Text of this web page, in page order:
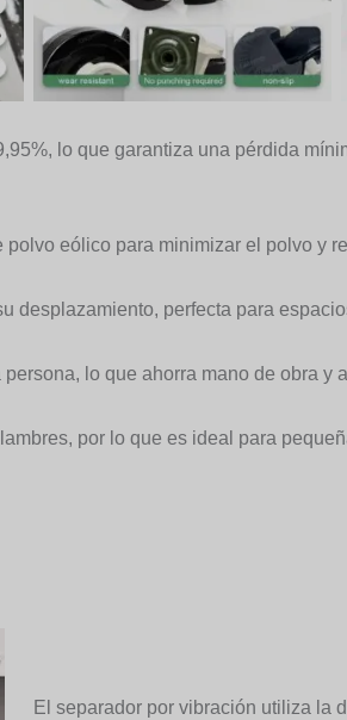
lo que garantiza una pérdida
eólico para minimizar el polvo y
desplazamiento, perfecta para
lo que ahorra mano de obra y
por lo que es ideal para
El separador por vibración utiliza la